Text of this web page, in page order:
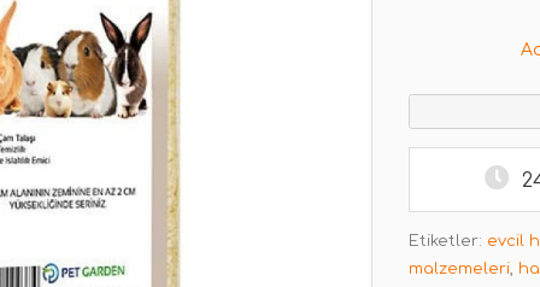
Etiketler: evcil
malzemeleri,